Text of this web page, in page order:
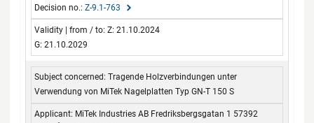
Z-9.1-763
Z: 21.10.2024
G: 21.10.2029
Tragende Holzverbindungen unter
Verwendung von MiTek Nagelplatten Typ GN-T 150 S
MiTek Industries AB Fredriksbergsgatan 1 57392